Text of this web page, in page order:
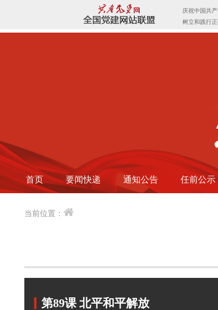
首页 要闻快递 通知公告 任前公示
当前位置：
第89课 北平和平解放